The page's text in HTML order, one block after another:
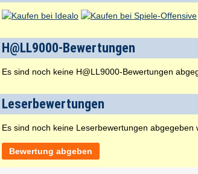
H@LL9000-Bewertungen
Es sind noch keine H@LL9000-Bewertungen
Leserbewertungen
Es sind noch keine Leserbewertungen abgegeben
Bewertung abgeben